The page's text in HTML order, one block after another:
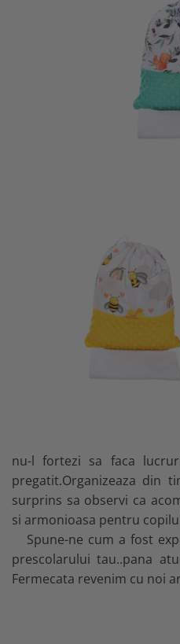
nu-l fortezi sa faca
pregatit.Organizeaza din
surprins sa observi ca
si armonioasa pentru
Spune-ne cum a fost
prescolarului tau..pana
Fermecata revenim cu noi